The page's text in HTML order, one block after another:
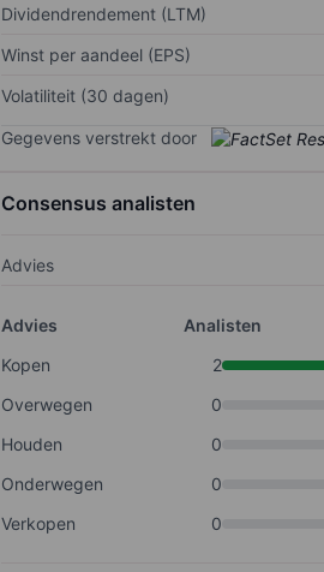
Dividendrendement (LTM)
Winst per aandeel (EPS)
Volatiliteit (30 dagen)
Gegevens verstrekt door
Consensus analisten
Advies
Advies
Analisten
Kopen
2
Overwegen
0
Houden
0
Onderwegen
0
Verkopen
0